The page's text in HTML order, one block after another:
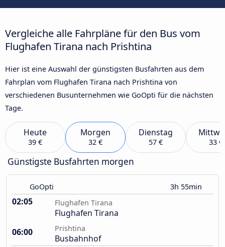
Vergleiche alle Fahrpläne für den Bus vom
Flughafen Tirana nach Prishtina
Hier ist eine Auswahl der günstigsten Busfahrten aus dem
Fahrplan vom Flughafen Tirana nach Prishtina von
verschiedenen Busunternehmen wie GoOpti für die nächsten
Tage.
Heute
39 €
Morgen
32 €
Dienstag
57 € 33 €
Günstigste Busfahrten morgen
GoOpti 3h 55min
02:05 Flughafen Tirana
Flughafen Tirana
06:00
Prishtina
Busbahnhof